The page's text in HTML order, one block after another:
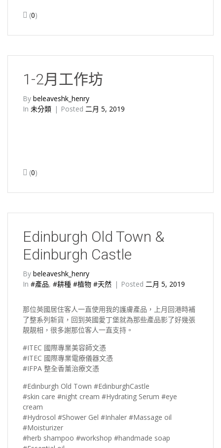
(0)
1-2月工作坊
By beleaveshk_henry
In 未分類 Posted 二月 5, 2019
(0)
Edinburgh Old Town &
Edinburgh Castle
By beleaveshk_henry
In #產品, #耕種 #植物 #天然 Posted 二月 5, 2019
那位英國居住客人一直使用我的護膚產品，上月回港時補
了整系列新貨，回到英國愛丁堡就為那些產品影了好幾張
靚靚相，很多謝那位客人一直支持。
#ITEC 國際專業美容師文憑
#ITEC 國際專業電療儀器文憑
#IFPA 整全香薰治療文憑
#Edinburgh Old Town #EdinburghCastle
#skin care #night cream #Hydrating Serum #eye
cream
#Hydrosol #Shower Gel #Inhaler #Massage oil
#Moisturizer
#herb shampoo #workshop #handmade soap